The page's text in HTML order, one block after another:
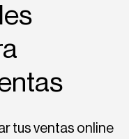
tus ventas online